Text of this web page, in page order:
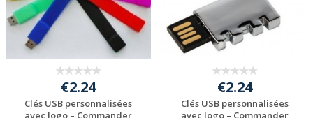
€2.24
Clés USB personnalisées
avec logo – Commander
€2.24
Clés USB personnalisées
avec logo – Commander